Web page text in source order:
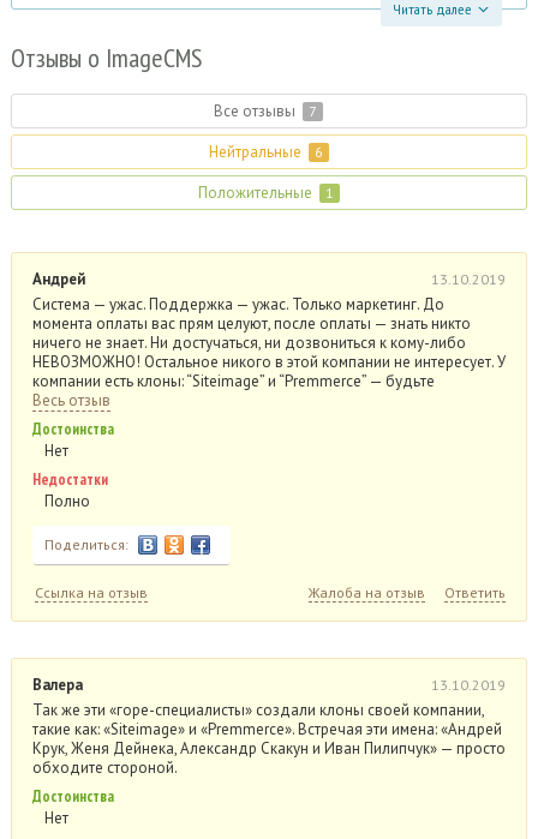
Читать далее
Отзывы о ImageCMS
Все отзывы 7
Нейтральные 6
Положительные 1
Андрей 13.10.2019
Система — ужас. Поддержка — ужас. Только маркетинг. ​До
момента оплаты вас прям целуют, после оплаты — знать никто
ничего не знает. Ни достучаться, ни дозвониться к кому-либо
НЕВОЗМОЖНО! Остальное никого в этой компании не интересует. У
компании есть клоны: “Siteimage” и “Premmerce” — будьте
Весь отзыв
Достоинства
Нет
Недостатки
Полно
Поделиться:
Ссылка на отзыв Жалоба на отзыв Ответить
Валера 13.10.2019
Так же эти «горе-специалисты» создали клоны своей компании,
такие как: «Siteimage» и «Premmerce». Встречая эти имена: «Андрей
Крук, Женя Дейнека, Александр Скакун и Иван Пилипчук» — просто
обходите стороной.
Достоинства
Нет